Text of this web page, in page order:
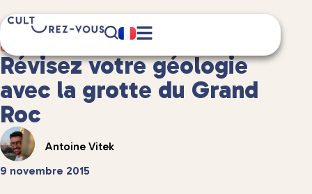
Culture
3 minute(s) de lecture
Révisez votre géologie
avec la grotte du Grand
Roc
Antoine Vitek
9 novembre 2015